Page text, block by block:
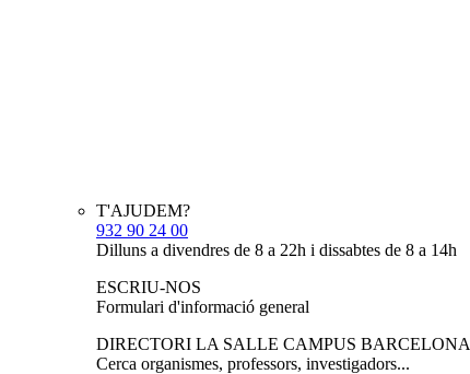
T'AJUDEM?
932 90 24 00
Dilluns a divendres de 8 a 22h i dissabtes de 8 a 14h
ESCRIU-NOS
Formulari d'informació general
DIRECTORI LA SALLE CAMPUS BARCELONA
Cerca organismes, professors, investigadors...